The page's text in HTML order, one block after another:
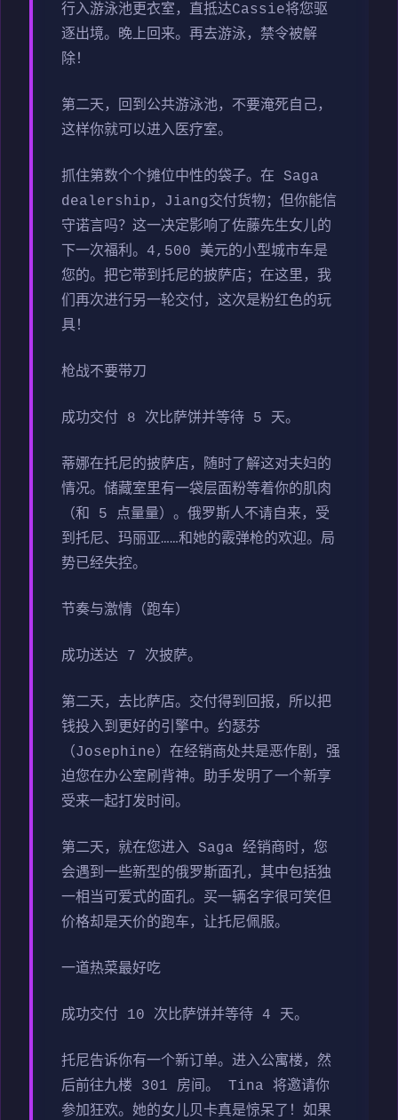
行入游泳池更衣室，直抵达Cassie将您驱
逐出境。晚上回来。再去游泳，禁令被解
除！
第二天，回到公共游泳池，不要淹死自己，
这样你就可以进入医疗室。
抓住第数个个摊位中性的袋子。在 Saga
dealership，Jiang交付货物；但你能信
守诺言吗？这一决定影响了佐藤先生女儿的
下一次福利。4,500 美元的小型城市车是
您的。把它带到托尼的披萨店；在这里，我
们再次进行另一轮交付，这次是粉红色的玩
具！
枪战不要带刀
成功交付 8 次比萨饼并等待 5 天。
蒂娜在托尼的披萨店，随时了解这对夫妇的
情况。储藏室里有一袋层面粉等着你的肌肉
（和 5 点量量）。俄罗斯人不请自来，受
到托尼、玛丽亚……和她的霰弹枪的欢迎。局
势已经失控。
节奏与激情（跑车）
成功送达 7 次披萨。
第二天，去比萨店。交付得到回报，所以把
钱投入到更好的引擎中。约瑟芬
（Josephine）在经销商处共是恶作剧，强
迫您在办公室刷背神。助手发明了一个新享
受来一起打发时间。
第二天，就在您进入 Saga 经销商时，您
会遇到一些新型的俄罗斯面孔，其中包括独
一相当可爱式的面孔。买一辆名字很可笑但
价格却是天价的跑车，让托尼佩服。
一道热菜最好吃
成功交付 10 次比萨饼并等待 4 天。
托尼告诉你有一个新订单。进入公寓楼，然
后前往九楼 301 房间。 Tina 将邀请你
参加狂欢。她的女儿贝卡真是惊呆了！如果